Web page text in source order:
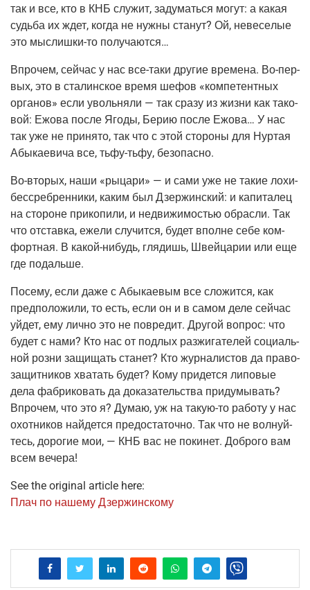
так и все, кто в КНБ слу­жит, заду­мать­ся могут: а какая
судь­ба их ждет, когда не нуж­ны ста­нут? Ой, неве­се­лые
это мыс­лиш­ки-то получаются…
Впро­чем, сей­час у нас все-таки дру­гие вре­ме­на. Во-пер­
вых, это в ста­лин­ское вре­мя шефов «ком­пе­тент­ных
орга­нов» если уволь­ня­ли — так сра­зу из жиз­ни как тако­
вой: Ежо­ва после Яго­ды, Берию после Ежо­ва… У нас
так уже не при­ня­то, так что с этой сто­ро­ны для Нур­тая
Абы­ка­е­ви­ча все, тьфу-тьфу, безопасно.
Во-вто­рых, наши «рыца­ри» — и сами уже не такие лохи-
бес­среб­рен­ни­ки, каким был Дзер­жин­ский: и капи­та­лец
на сто­роне при­ко­пи­ли, и недви­жи­мо­стью обрас­ли. Так
что отстав­ка, еже­ли слу­чит­ся, будет вполне себе ком­
форт­ная. В какой-нибудь, гля­дишь, Швей­ца­рии или еще
где подальше.
Посе­му, если даже с Абы­ка­е­вым все сло­жит­ся, как
пред­по­ло­жи­ли, то есть, если он и в самом деле сей­час
уйдет, ему лич­но это не повре­дит. Дру­гой вопрос: что
будет с нами? Кто нас от под­лых раз­жи­га­те­лей соци­аль­
ной роз­ни защи­щать ста­нет? Кто жур­на­ли­стов да пра­во­
за­щит­ни­ков хва­тать будет? Кому при­дет­ся липо­вые
дела фаб­ри­ко­вать да дока­за­тель­ства при­ду­мы­вать?
Впро­чем, что это я? Думаю, уж на такую-то рабо­ту у нас
охот­ни­ков най­дет­ся предо­ста­точ­но. Так что не вол­нуй­
тесь, доро­гие мои, — КНБ вас не поки­нет. Доб­ро­го вам
всем вечера!
See the original article here:
Плач по наше­му Дзержинскому